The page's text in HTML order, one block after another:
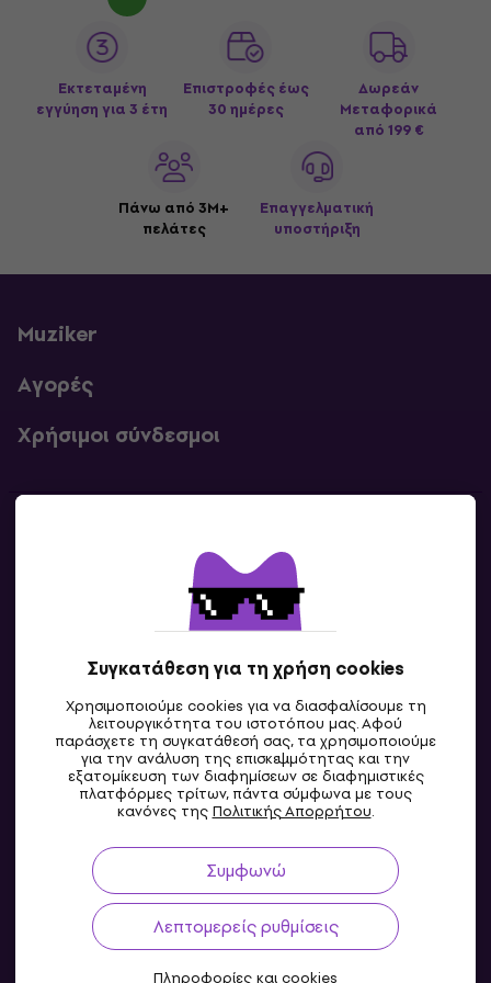
Συγκατάθεση για τη χρήση cookies
Χρησιμοποιούμε cookies για να διασφαλίσουμε τη
λειτουργικότητα του ιστοτόπου μας. Αφού
παράσχετε τη συγκατάθεσή σας, τα χρησιμοποιούμε
για την ανάλυση της επισκεψιμότητας και την
εξατομίκευση των διαφημίσεων σε διαφημιστικές
πλατφόρμες τρίτων, πάντα σύμφωνα με τους
κανόνες τηςΠολιτικής Απορρήτου.
Συμφωνώ
Λεπτομερείς ρυθμίσεις
Πληροφορίες και cookies
της μόδας, της ομορφιάς και των αρωμάτων, καθώς και ένα
φιλανθρωπικό ίδρυμα.
Εκτεταμένη
εγγύηση για 3 έτη
Επιστροφές έως
30 ημέρες
Δωρεάν
Μεταφορικά
από 199 €
Πάνω από 3M+
πελάτες
Επαγγελματική
υποστήριξη
Muziker
Αγορές
Χρήσιμοι σύνδεσμοι
Επικοινωνία
GR